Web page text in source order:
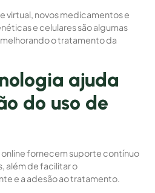
virtual, novos medicamentos e
e celulares são algumas
o tratamento da
ajuda
do uso de
fornecem suporte contínuo
além de facilitar o
e a adesão ao tratamento.